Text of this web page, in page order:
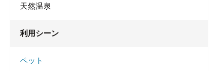
天然温泉
利用シーン
ペット